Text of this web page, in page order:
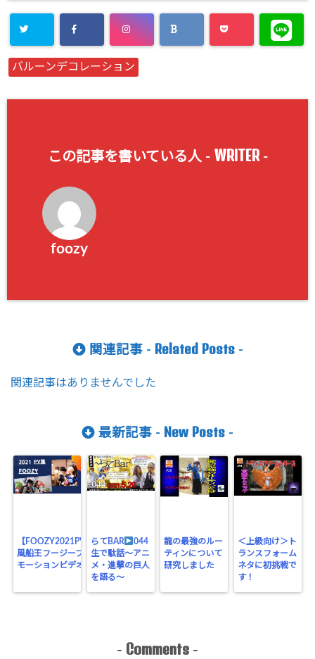
バルーンデコレーション
この記事を書いている人 - WRITER-
foozy
関連記事 - Related Posts-
関連記事はありませんでした
最新記事 - New Posts -
【FOOZY2021PV】
風船王フージープロ
モーションビデオ
らてBAR
044
生で駄話～アニ
メ・進撃の巨人
を語る～
龍の最強のルー
ティンについて
研究しました
＜上級向け＞ト
ランスフォーム
ネタに初挑戦で
す！
- Comments -